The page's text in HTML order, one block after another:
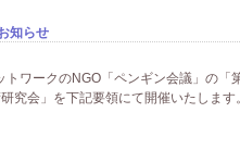
知らせ
ワークのNGO「ペンギン会議」の
究会」を下記要領にて開催いたしま